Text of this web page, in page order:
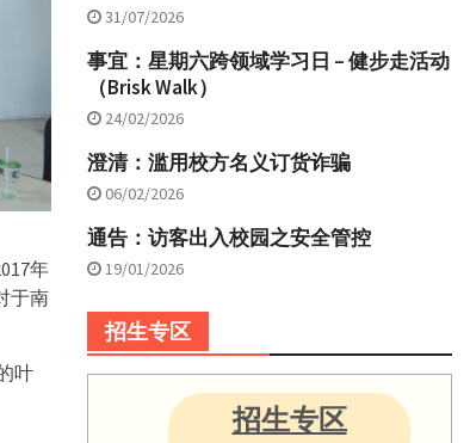
年
于南
叶
31/07/2026
事宜：星期六跨领域学习日 – 健步走活动
（Brisk Walk）
24/02/2026
澄清：滥用校方名义订货诈骗
06/02/2026
通告：访客出入校园之安全管控
19/01/2026
招生专区
招生专区